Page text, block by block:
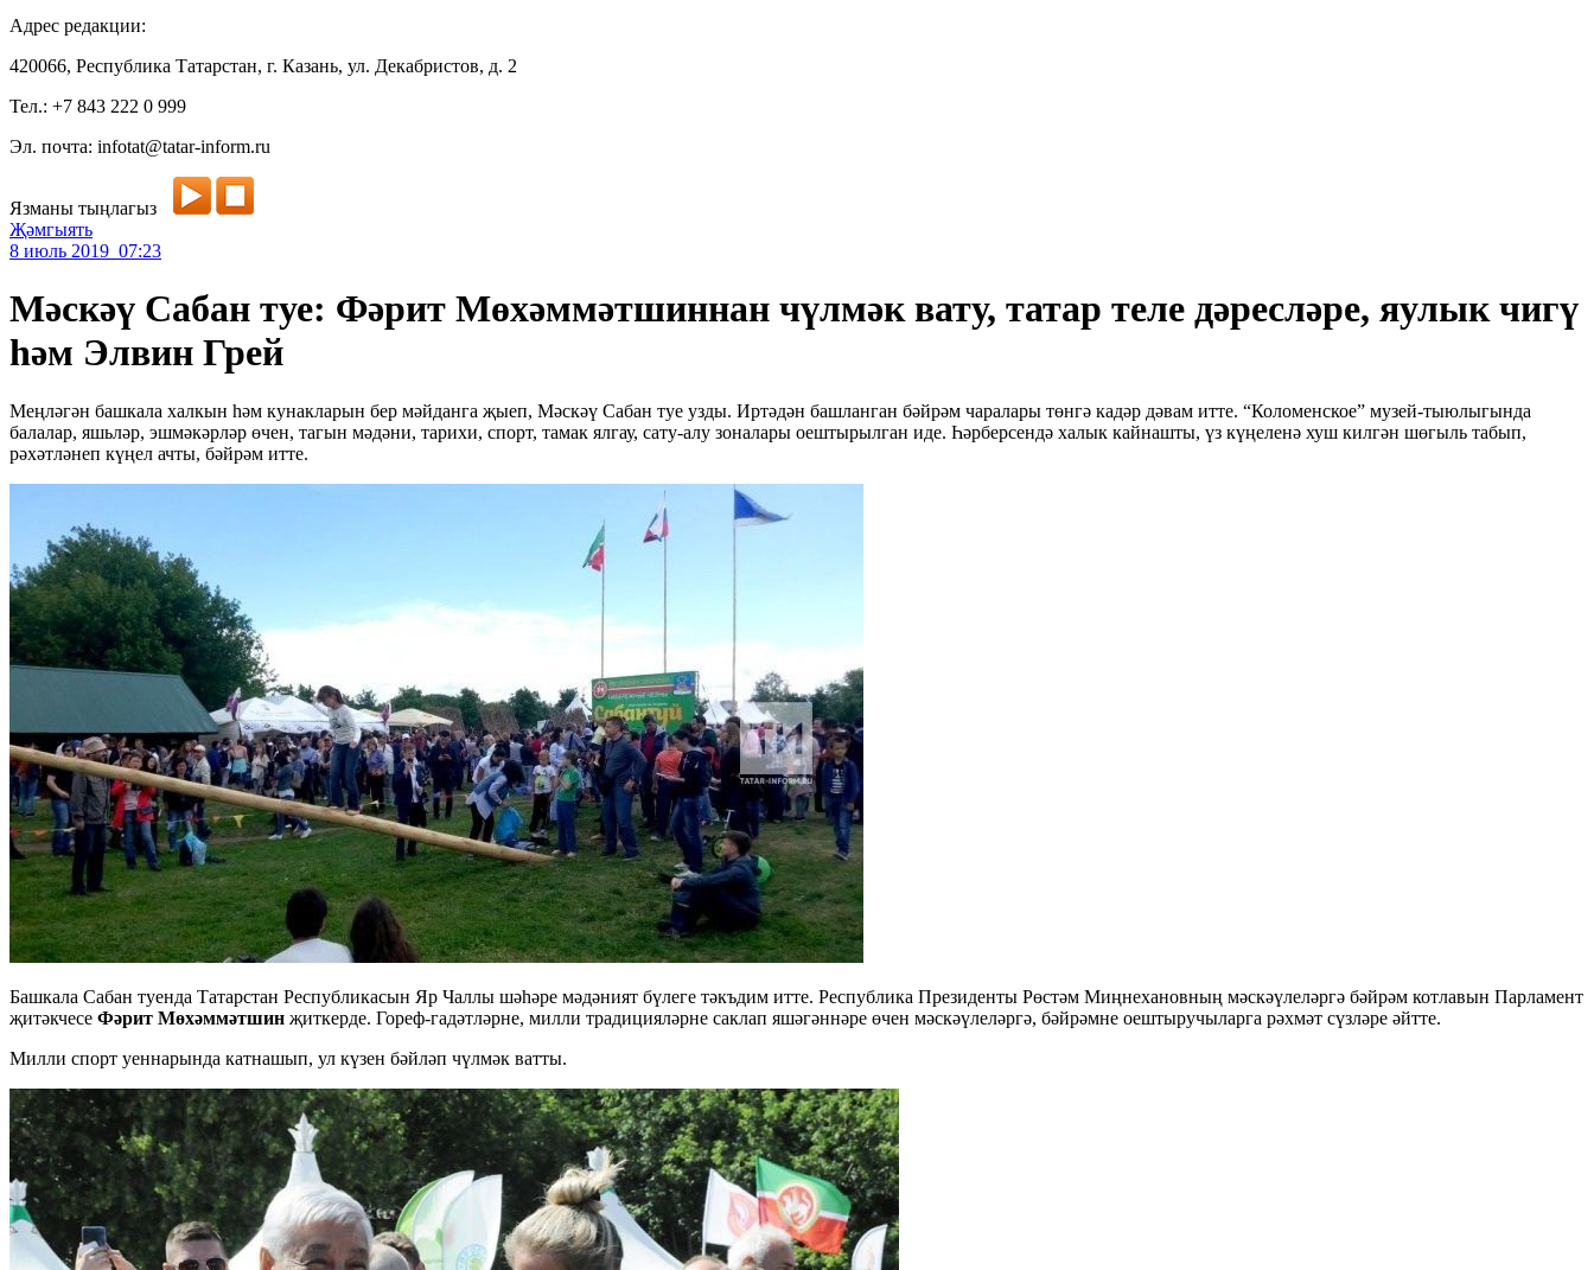
Адрес редакции:
420066, Республика Татарстан, г. Казань, ул. Декабристов, д. 2
Тел.: +7 843 222 0 999
Эл. почта: infotat@tatar-inform.ru
Язманы тыңлагыз
Җәмгыять
8 июль 2019 07:23
Мәскәү Сабан туе: Фәрит Мөхәммәтшиннан чүлмәк вату, татар теле дәресләре, яулык чигү
һәм Элвин Грей
Меңләгән башкала халкын һәм кунакларын бер мәйданга җыеп, Мәскәү Сабан туе узды. Иртәдән башланган бәйрәм чаралары төнгә кадәр дәвам итте. “Коломенское” музей-тыюлыгында
балалар, яшьләр, эшмәкәрләр өчен, тагын мәдәни, тарихи, спорт, тамак ялгау, сату-алу зоналары оештырылган иде. Һәрберсендә халык кайнашты, үз күңеленә хуш килгән шөгыль табып,
рәхәтләнеп күңел ачты, бәйрәм итте.
Башкала Сабан туенда Татарстан Республикасын Яр Чаллы шәһәре мәдәният бүлеге тәкъдим итте. Республика Президенты Рөстәм Миңнехановның мәскәүлеләргә бәйрәм котлавын Парламент
җитәкчесе Фәрит Мөхәммәтшин җиткерде. Гореф-гадәтләрне, милли традицияләрне саклап яшәгәннәре өчен мәскәүлеләргә, бәйрәмне оештыручыларга рәхмәт сүзләре әйтте.
Милли спорт уеннарында катнашып, ул күзен бәйләп чүлмәк ватты.